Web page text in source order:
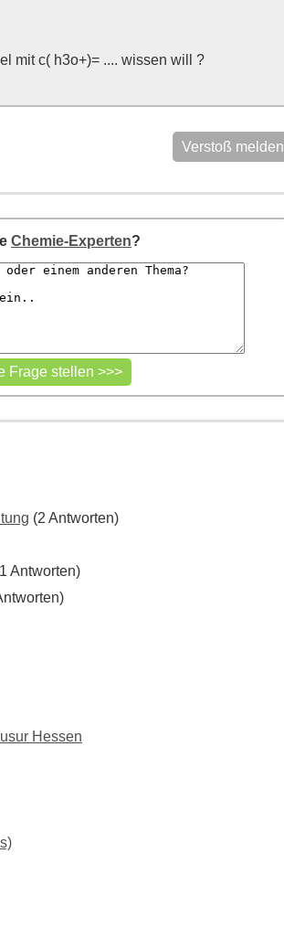
mit c( h3o+)= .... wissen will ?
Verstoß melden
Chemie-Experten?
(2 Antworten)
Antworten)
Hessen